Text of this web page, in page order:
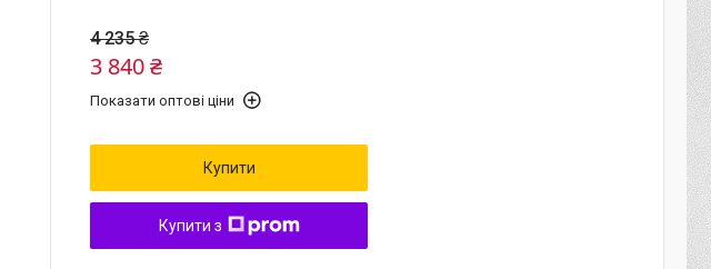
4 235 ₴
3 840 ₴
Показати оптові ціни
Купити
Купити з